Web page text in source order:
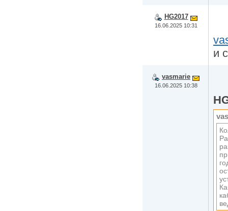
HG2017
16.06.2025 10:31
и
vasmarie
16.06.2025 10:38